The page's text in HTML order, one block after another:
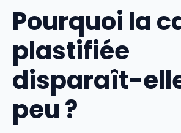
Pourquoi la
plastifiée
disparaît-
peu ?